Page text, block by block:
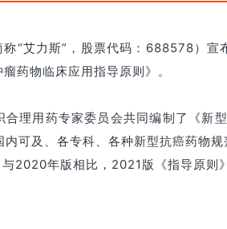
“艾力斯”，股票代码：688578）宣
药物临床应用指导原则》。
理用药专家委员会共同编制了《新
可及、各专科、各种新型抗癌药物规
2020年版相比，2021版《指导原则